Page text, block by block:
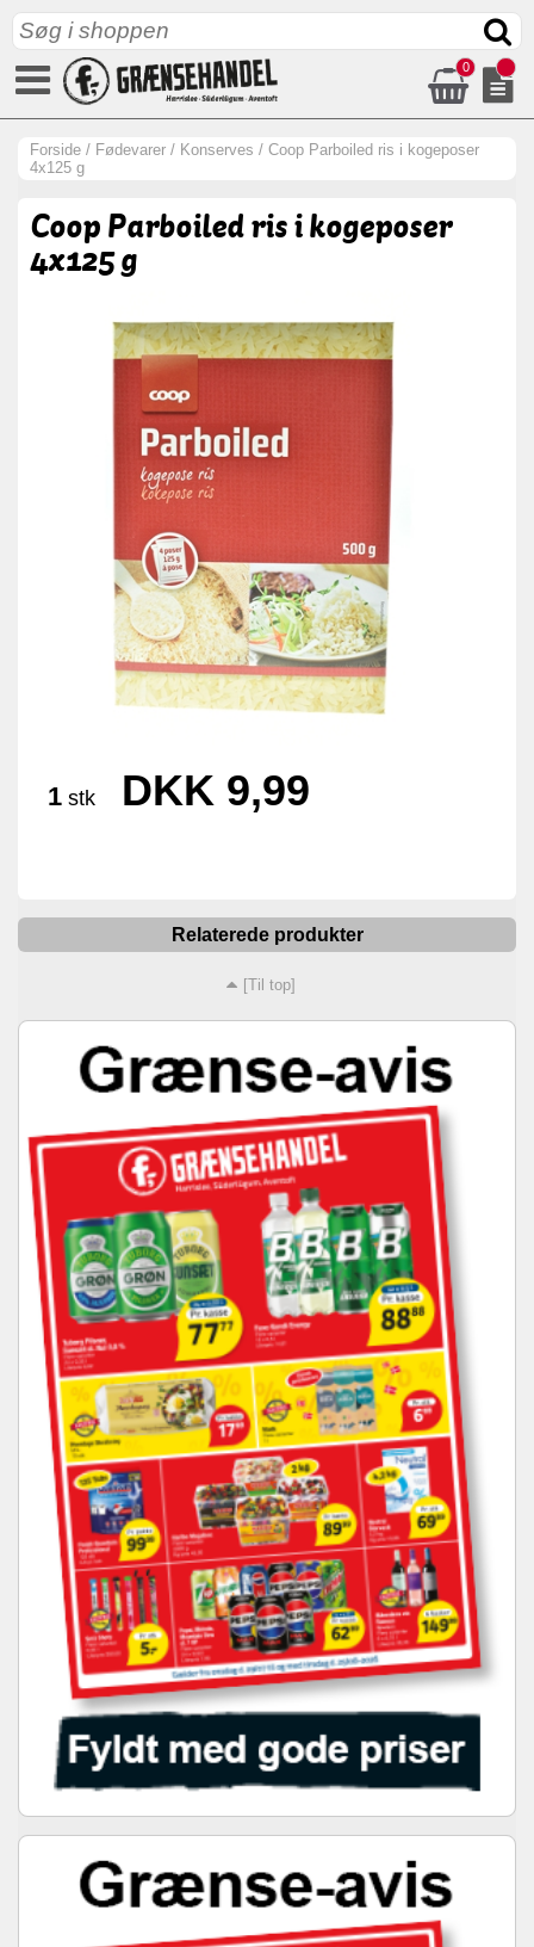
0
Forside / Fødevarer / Konserves / Coop Parboiled ris i kogeposer
4x125 g
Coop Parboiled ris i kogeposer
4x125 g
1 stk DKK 9,99
Relaterede produkter
[Til top]